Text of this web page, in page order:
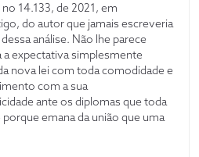
14.133, de 2021, em
do autor que jamais escreveria
análise. Não lhe parece
expectativa simplesmente
nova lei com toda comodidade e
com a sua
ante os diplomas que toda
emana da união que uma
contra todas as lições